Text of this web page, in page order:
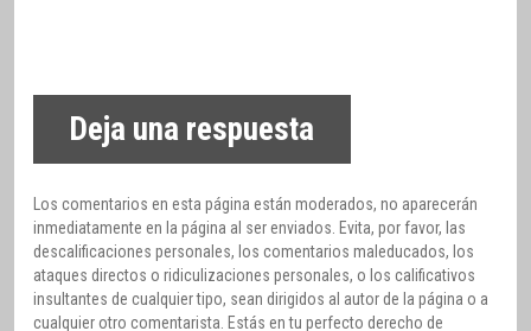
Deja una respuesta
Los comentarios en esta página están moderados, no aparecerán
inmediatamente en la página al ser enviados. Evita, por favor, las
descalificaciones personales, los comentarios maleducados, los
ataques directos o ridiculizaciones personales, o los calificativos
insultantes de cualquier tipo, sean dirigidos al autor de la página o a
cualquier otro comentarista. Estás en tu perfecto derecho de